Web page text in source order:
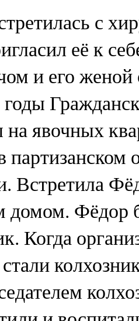
с
её к
и его
явочных
Встретила
домом. Фёдор
Когда